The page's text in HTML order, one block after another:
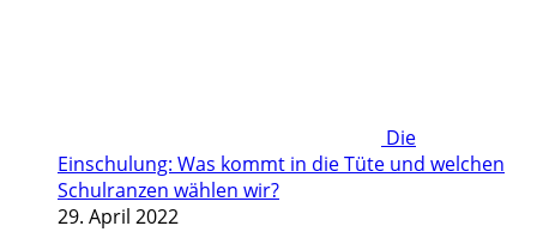
Die
Einschulung: Was kommt in die Tüte und welchen
Schulranzen wählen wir?
29. April 2022